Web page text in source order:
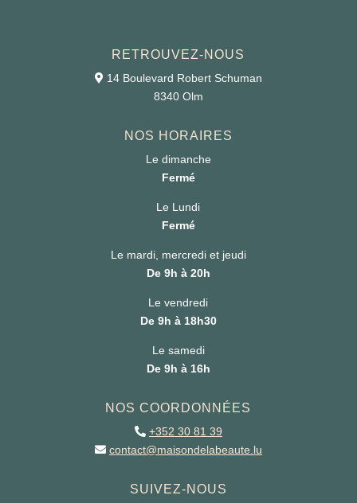
RETROUVEZ-NOUS
14 Boulevard Robert Schuman
8340 Olm
NOS HORAIRES
Le dimanche
Fermé
Le Lundi
Fermé
Le mardi, mercredi et jeudi
De 9h à 20h
Le vendredi
De 9h à 18h30
Le samedi
De 9h à 16h
NOS COORDONNÉES
+352 30 81 39
contact@maisondelabeaute.lu
SUIVEZ-NOUS